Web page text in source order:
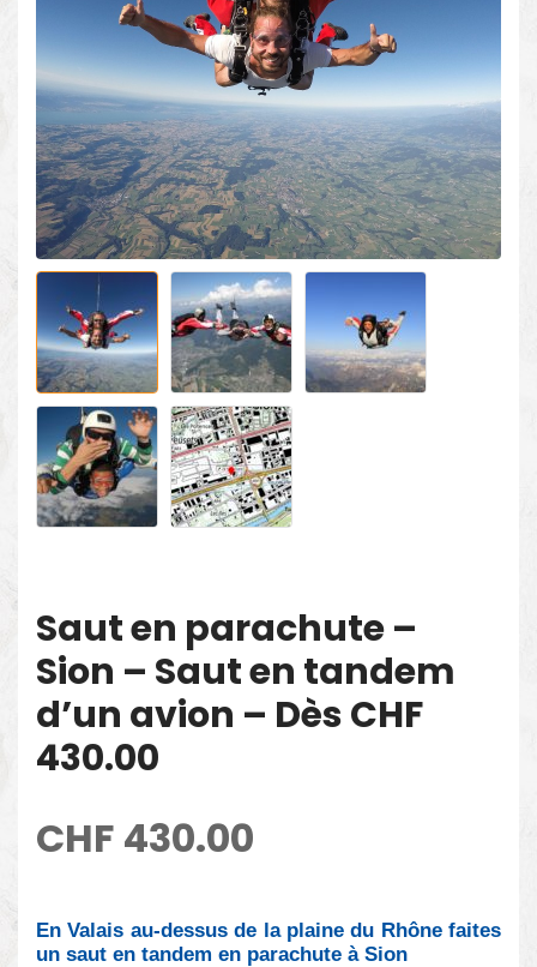
Saut en parachute –
Sion – Saut en tandem
d’un avion – Dès CHF
430.00
CHF 430.00
En Valais au-dessus de la plaine du Rhône faites
un saut en tandem en parachute à Sion